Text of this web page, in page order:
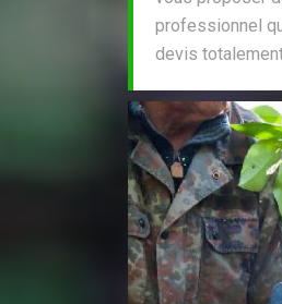
professionnel
devis